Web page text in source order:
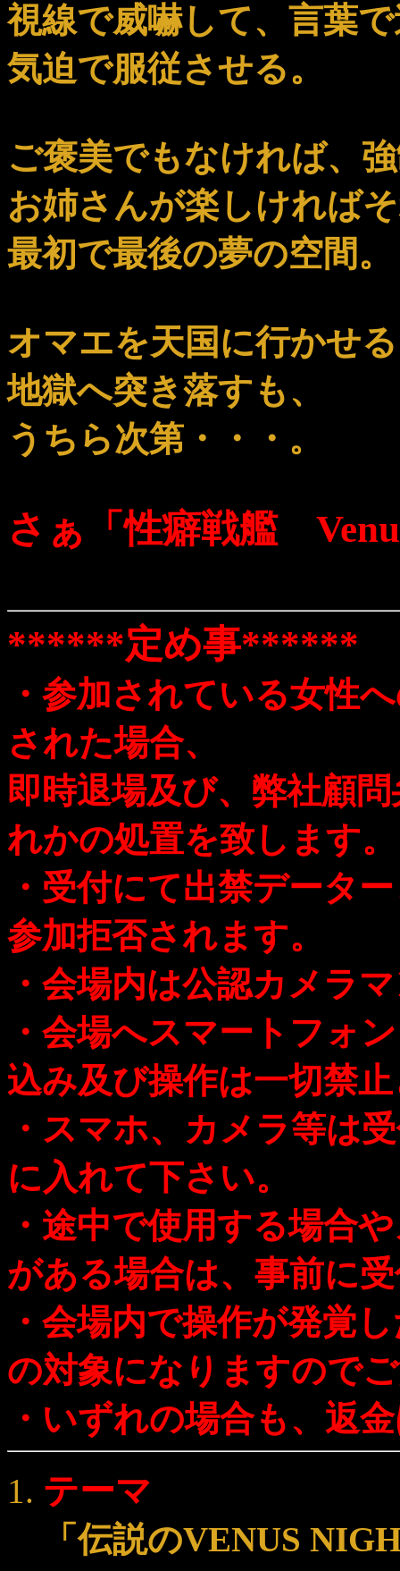
視線で威嚇して、言葉
気迫で服従させる。
ご褒美でもなければ、
お姉さんが楽しければ
最初で最後の夢の空間。
オマエを天国に行かせ
地獄へ突き落すも、
うちら次第・・・。
さぁ「性癖戦艦
******定め事******
・参加されている女性
された場合、
即時退場及び、弊社顧
れかの処置を致します。
・受付にて出禁データ
参加拒否されます。
・会場内は公認カメラ
・会場へスマートフォ
込み及び操作は一切禁
・スマホ、カメラ等は
に入れて下さい。
・途中で使用する場合
がある場合は、事前に
・会場内で操作が発覚
の対象になりますので
・いずれの場合も、返
テーマ
「伝説のVENUS